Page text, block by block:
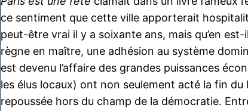
ce sentiment que cette ville apporterait
peut-être vrai il y a soixante ans, mais qu’en
règne en maître, une adhésion au système
est devenu l’affaire des grandes puissances
les élus locaux) ont non seulement acté la fin du
repoussée hors du champ de la démocratie.